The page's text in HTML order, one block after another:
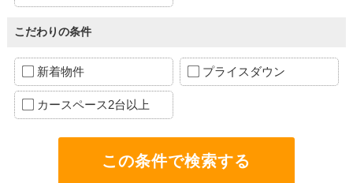
こだわりの条件
新着物件 プライスダウン
カースペース2台以上